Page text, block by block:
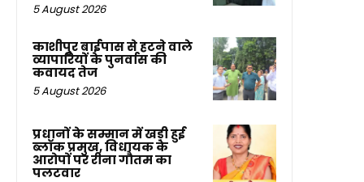
5 August 2026
काशीपुर बाईपास से हटने वाले
व्यापारियों के पुनर्वास की
कवायद तेज
5 August 2026
प्रधानों के सम्मान में खड़ी हुई
ब्लॉक प्रमुख, विधायक के
आरोपों पर रीना गौतम का
पलटवार